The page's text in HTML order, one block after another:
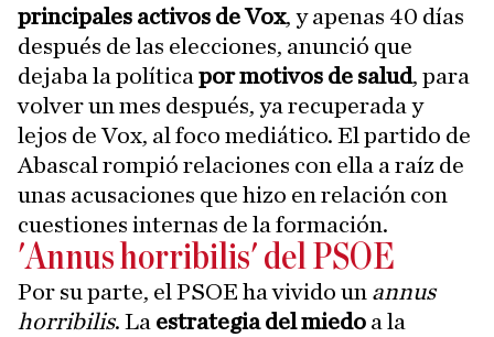
principales activos de Vox, y apenas 40 días
después de las elecciones, anunció que
dejaba la política por motivos de salud, para
volver un mes después, ya recuperada y
lejos de Vox, al foco mediático. El partido de
Abascal rompió relaciones con ella a raíz de
unas acusaciones que hizo en relación con
cuestiones internas de la formación.
'Annus horribilis' del PSOE
Por su parte, el PSOE ha vivido un annus
horribilis. La estrategia del miedo a la